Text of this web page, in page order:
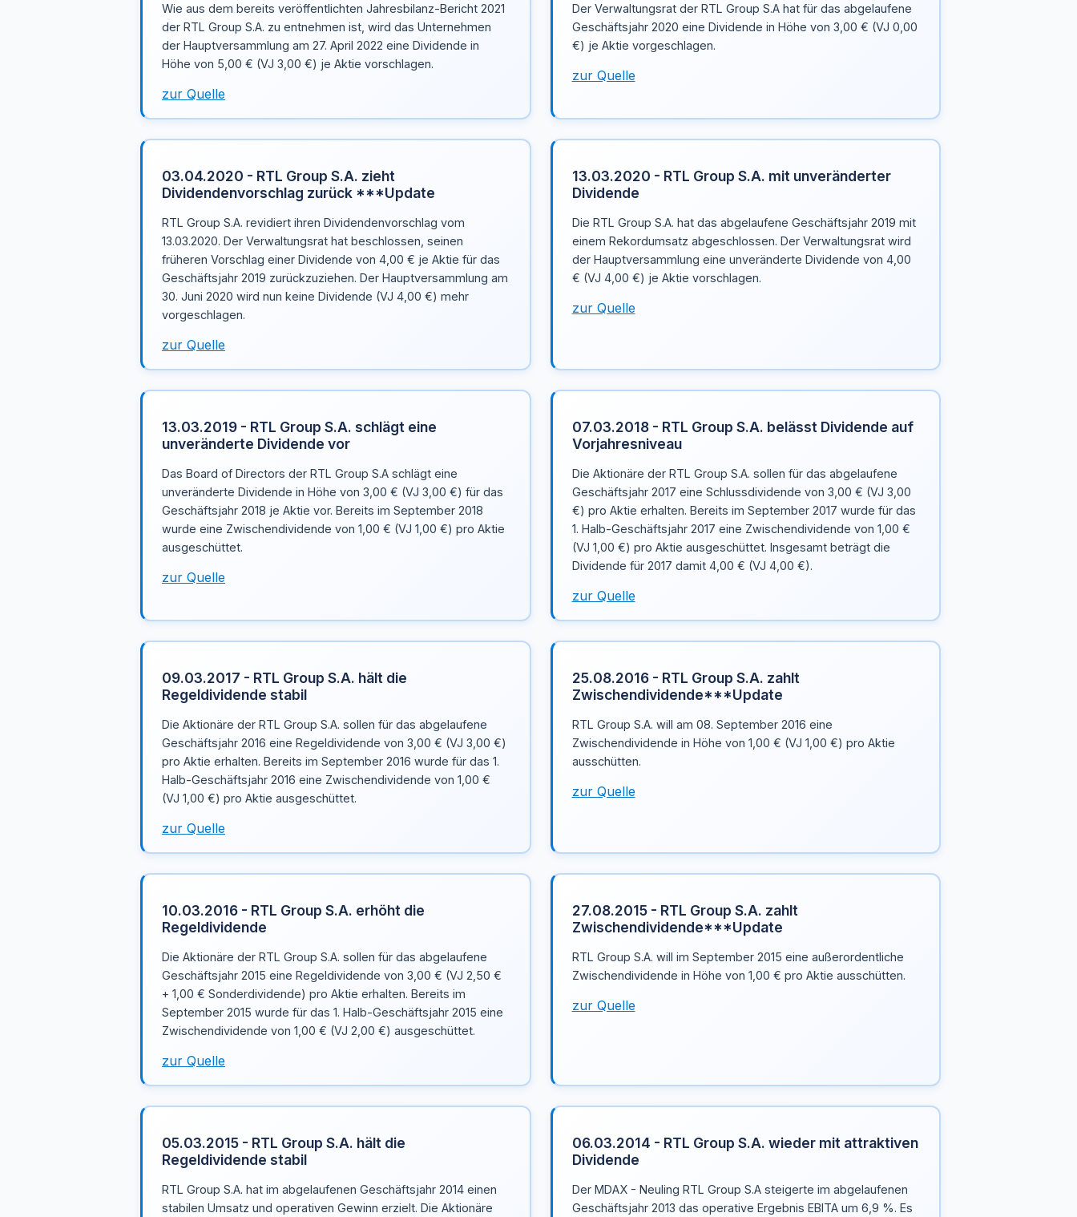
Wie aus dem bereits veröffentlichten Jahresbilanz-Bericht 2021
der RTL Group S.A. zu entnehmen ist, wird das Unternehmen
der Hauptversammlung am 27. April 2022 eine Dividende in
Höhe von 5,00 € (VJ 3,00 €) je Aktie vorschlagen.
zur Quelle
Der Verwaltungsrat der RTL Group S.A hat für das abgelaufene
Geschäftsjahr 2020 eine Dividende in Höhe von 3,00 € (VJ 0,00
€) je Aktie vorgeschlagen.
zur Quelle
03.04.2020 - RTL Group S.A. zieht
Dividendenvorschlag zurück ***Update
RTL Group S.A. revidiert ihren Dividendenvorschlag vom
13.03.2020. Der Verwaltungsrat hat beschlossen, seinen
früheren Vorschlag einer Dividende von 4,00 € je Aktie für das
Geschäftsjahr 2019 zurückzuziehen. Der Hauptversammlung am
30. Juni 2020 wird nun keine Dividende (VJ 4,00 €) mehr
vorgeschlagen.
zur Quelle
13.03.2020 - RTL Group S.A. mit unveränderter
Dividende
Die RTL Group S.A. hat das abgelaufene Geschäftsjahr 2019 mit
einem Rekordumsatz abgeschlossen. Der Verwaltungsrat wird
der Hauptversammlung eine unveränderte Dividende von 4,00
€ (VJ 4,00 €) je Aktie vorschlagen.
zur Quelle
13.03.2019 - RTL Group S.A. schlägt eine
unveränderte Dividende vor
Das Board of Directors der RTL Group S.A schlägt eine
unveränderte Dividende in Höhe von 3,00 € (VJ 3,00 €) für das
Geschäftsjahr 2018 je Aktie vor. Bereits im September 2018
wurde eine Zwischendividende von 1,00 € (VJ 1,00 €) pro Aktie
ausgeschüttet.
zur Quelle
07.03.2018 - RTL Group S.A. belässt Dividende auf
Vorjahresniveau
Die Aktionäre der RTL Group S.A. sollen für das abgelaufene
Geschäftsjahr 2017 eine Schlussdividende von 3,00 € (VJ 3,00
€) pro Aktie erhalten. Bereits im September 2017 wurde für das
1. Halb-Geschäftsjahr 2017 eine Zwischendividende von 1,00 €
(VJ 1,00 €) pro Aktie ausgeschüttet. Insgesamt beträgt die
Dividende für 2017 damit 4,00 € (VJ 4,00 €).
zur Quelle
09.03.2017 - RTL Group S.A. hält die
Regeldividende stabil
Die Aktionäre der RTL Group S.A. sollen für das abgelaufene
Geschäftsjahr 2016 eine Regeldividende von 3,00 € (VJ 3,00 €)
pro Aktie erhalten. Bereits im September 2016 wurde für das 1.
Halb-Geschäftsjahr 2016 eine Zwischendividende von 1,00 €
(VJ 1,00 €) pro Aktie ausgeschüttet.
zur Quelle
25.08.2016 - RTL Group S.A. zahlt
Zwischendividende***Update
RTL Group S.A. will am 08. September 2016 eine
Zwischendividende in Höhe von 1,00 € (VJ 1,00 €) pro Aktie
ausschütten.
zur Quelle
10.03.2016 - RTL Group S.A. erhöht die
Regeldividende
Die Aktionäre der RTL Group S.A. sollen für das abgelaufene
Geschäftsjahr 2015 eine Regeldividende von 3,00 € (VJ 2,50 €
+ 1,00 € Sonderdividende) pro Aktie erhalten. Bereits im
September 2015 wurde für das 1. Halb-Geschäftsjahr 2015 eine
Zwischendividende von 1,00 € (VJ 2,00 €) ausgeschüttet.
zur Quelle
27.08.2015 - RTL Group S.A. zahlt
Zwischendividende***Update
RTL Group S.A. will im September 2015 eine außerordentliche
Zwischendividende in Höhe von 1,00 € pro Aktie ausschütten.
zur Quelle
05.03.2015 - RTL Group S.A. hält die
Regeldividende stabil
RTL Group S.A. hat im abgelaufenen Geschäftsjahr 2014 einen
stabilen Umsatz und operativen Gewinn erzielt. Die Aktionäre
06.03.2014 - RTL Group S.A. wieder mit attraktiven
Dividende
Der MDAX - Neuling RTL Group S.A steigerte im abgelaufenen
Geschäftsjahr 2013 das operative Ergebnis EBITA um 6,9 %. Es